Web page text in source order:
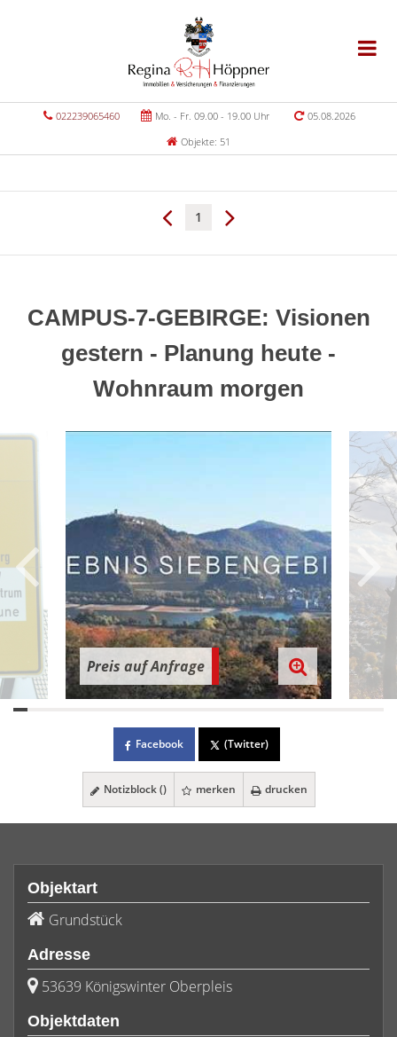
022239065460 Mo. - Fr. 09.00 - 19.00 Uhr
05.08.2026
Objekte: 51
1
CAMPUS-7-GEBIRGE: Visionen
gestern - Planung heute -
Wohnraum morgen
Preis auf Anfrage
Facebook (Twitter)
Notizblock () merken drucken
Objektart
Grundstück
Adresse
53639 Königswinter Oberpleis
Objektdaten